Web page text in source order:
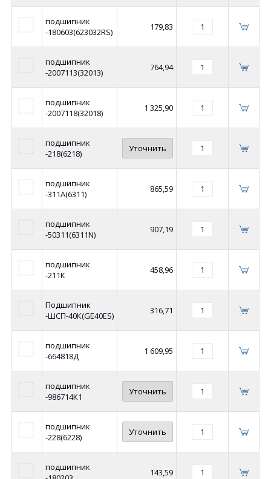
подшипник
-180603(623032RS)
179,83
подшипник
-2007113(32013)
764,94
подшипник
-2007118(32018)
1 325,90
подшипник
-218(6218)
Уточнить
подшипник
-311А(6311)
865,59
подшипник
-50311(6311N)
907,19
подшипник
-211К
458,96
Подшипник
-ШСП-40К(GE40ES)
316,71
подшипник
-664818Д
1 609,95
подшипник
-986714К1
Уточнить
подшипник
-228(6228)
Уточнить
подшипник
143,59